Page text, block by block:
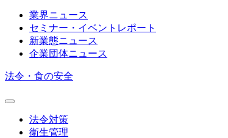
業界ニュース
セミナー・イベントレポート
新業態ニュース
企業団体ニュース
法令・食の安全
法令対策
衛生管理